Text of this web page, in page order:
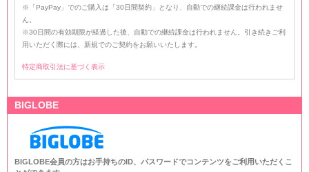
※「PayPay」でのご購入は「30日間契約」となり、自動での継続課金は行われませ
ん。
※30日間の有効期限が経過した後、自動での継続課金は行われません。引き続きご利
用いただく際には、新規でのご契約をお願いいたします。
特定商取引法に基づく表示
BIGLOBE
BIGLOBE会員の方はお手持ちのID、パスワードでコンテンツをご利用いただくこ